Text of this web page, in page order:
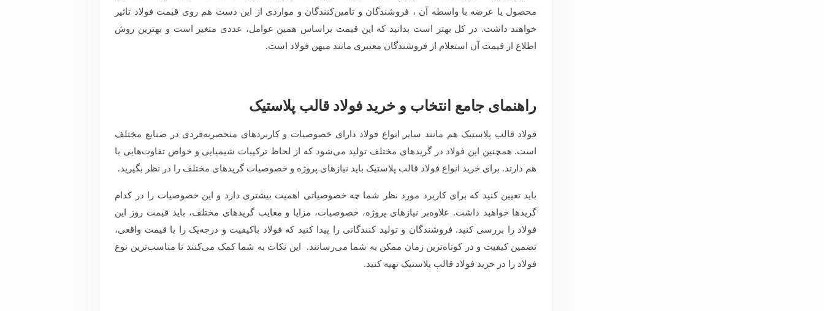
محصول یا عرضه با واسطه آن ، فروشندگان و تامین‌کنندگان و مواردی از این دست هم روی قیمت فولاد تاثیر
خواهند داشت. در کل بهتر است بدانید که این قیمت براساس همین عوامل، عددی متغیر است و بهترین روش
اطلاع از قیمت آن استعلام از فروشندگان معتبری مانند میهن فولاد است.
راهنمای جامع انتخاب و خرید فولاد قالب پلاستیک
فولاد قالب پلاستیک هم مانند سایر انواع فولاد دارای خصوصیات و کاربردهای منحصربه‌فردی در صنایع مختلف
است. همچنین این فولاد در گریدهای مختلف تولید می‌شود که از لحاظ ترکیبات شیمیایی و خواص تفاوت‌هایی با
هم دارند. برای خرید انواع فولاد قالب پلاستیک باید نیازهای پروژه و خصوصیات گریدهای مختلف را در نظر بگیرید.
باید تعیین کنید که برای کاربرد مورد نظر شما چه خصوصیاتی اهمیت بیشتری دارد و این خصوصیات را در کدام
گریدها خواهید داشت. علاوه‌بر نیازهای پروژه، خصوصیات، مزایا و معایب گریدهای مختلف، باید قیمت روز این
فولاد را بررسی کنید. فروشندگان و تولید کنندگانی را پیدا کنید که فولاد باکیفیت و درجه‌یک را با قیمت واقعی،
تضمین کیفیت و در کوتاه‌ترین زمان ممکن به شما می‌رسانند. این نکات به شما کمک می‌کنند تا مناسب‌ترین نوع
فولاد را در خرید فولاد قالب پلاستیک تهیه کنید.